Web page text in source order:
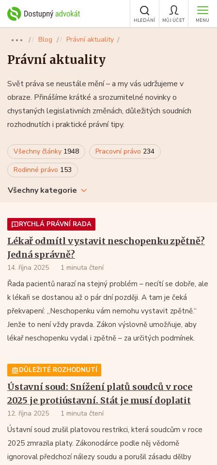
MENU
MŮJ ÚČET
HLEDÁNÍ
●●● Blog Právní aktuality
Právní aktuality
Svět práva se neustále mění – a my vás udržujeme v
obraze. Přinášíme krátké a srozumitelné novinky o
chystaných legislativních změnách, důležitých soudních
rozhodnutích i praktické právní tipy.
Všechny články 1948 Pracovní právo 234
Rodinné právo 153
Všechny kategorie
RYCHLÁ PRÁVNÍ RADA
Lékař odmítl vystavit neschopenku zpětně?
Jedná správně?
14. října 2025 1 minuta čtení
Řada pacientů narazí na stejný problém – necítí se dobře, ale
k lékaři se dostanou až o pár dní později. A tam je čeká
překvapení: „Neschopenku vám nemohu vystavit zpětně.“
Jenže to není vždy pravda. Zákon výslovně umožňuje, aby
lékař neschopenku vydal i zpětně – za určitých podmínek.
DŮLEŽITÉ ROZHODNUTÍ
Ústavní soud: Snížení platů soudců v roce
2025 je protiústavní. Stát je musí doplatit
12. října 2025 1 minuta čtení
Ústavní soud zrušil platovou restrikci, která soudcům v roce
2025 zmrazila platy. Zákonodárce podle něj vědomě
ignoroval předchozí nálezy soudu a porušil zásadu dělby